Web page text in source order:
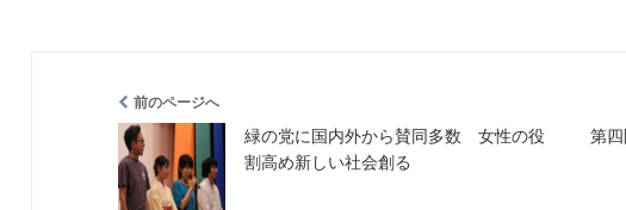
前のページへ
緑の党に国内外から賛同多数 女性の役
割高め新しい社会創る
第